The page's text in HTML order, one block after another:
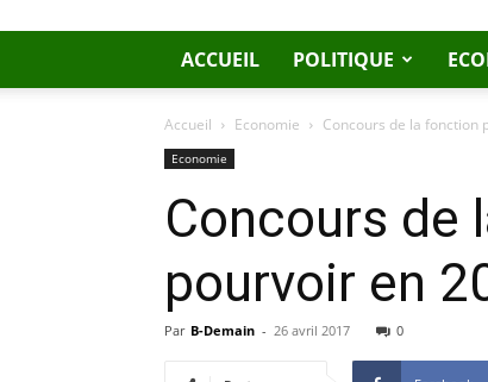
ACCUEIL POLITIQUE
Accueil Economie Concours de la fonction
Economie
Concours de
pourvoir en
Par B-Demain - 26 avril 2017 0